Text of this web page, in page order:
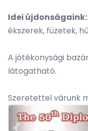
Idei újdonságaink:
ékszerek, füzetek,
A jótékonysági
látogatható.
Szeretettel várunk